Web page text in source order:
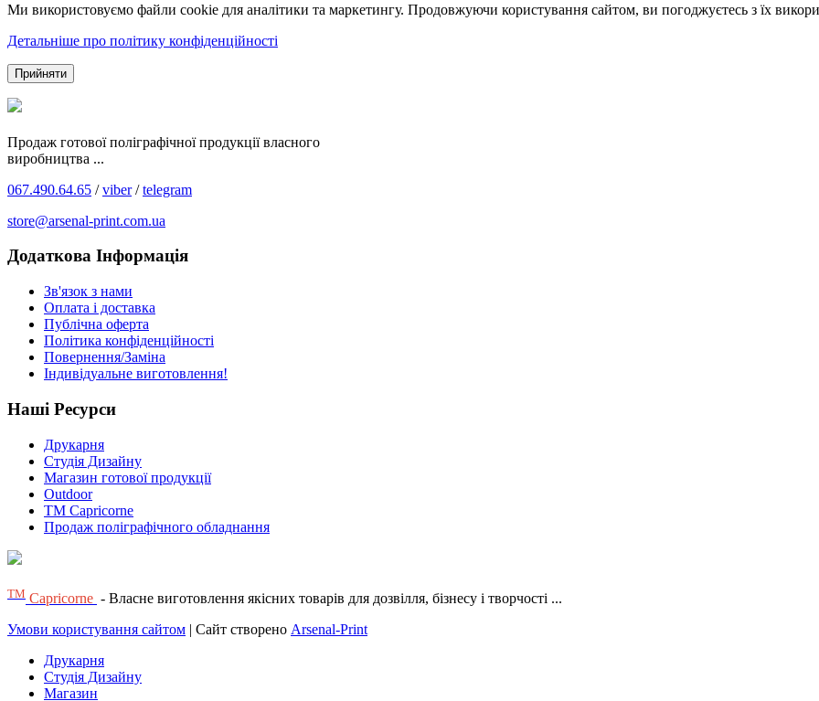
Ми використовуємо файли cookie для аналітики та маркетингу. Продовжуючи користування сайтом, ви погоджуєтесь з їх
Детальніше про політику конфіденційності
Прийняти
Продаж готової поліграфічної продукції власного
виробництва ...
067.490.64.65 /viber/telegram
store@arsenal-print.com.ua
Додаткова Інформація
Зв'язок з нами
Оплата і доставка
Публічна оферта
Політика конфіденційності
Повернення/Заміна
Індивідуальне виготовлення!
Наші Ресурси
Друкарня
Студія Дизайну
Магазин готової продукції
Outdoor
TM Capricorne
Продаж поліграфічного обладнання
ТМ Capricorne - Власне виготовлення якісних товарів для дозвілля, бізнесу і творчості ...
Умови користування сайтом | Сайт створено Arsenal-Print
Друкарня
Студія Дизайну
Магазин